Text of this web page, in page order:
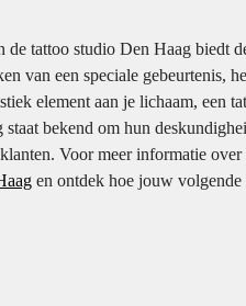
tattoo studio Den Haag biedt
van een speciale gebeurtenis,
element aan je lichaam, een
bekend om hun
Voor meer informatie
en ontdek hoe jouw